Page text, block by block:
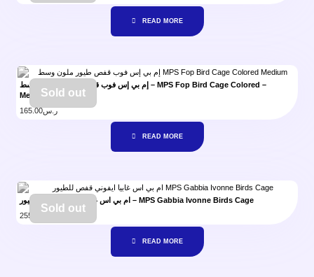
READ MORE
إم بي إس فوب قفص طيور ملون – وسط – MPS Fop Bird Cage Colored –
Medium
ر.س165.00
Sold out
READ MORE
ام بي اس غابيا ايفوني قفص للطيور – MPS Gabbia Ivonne Birds Cage
255.00
Sold out
READ MORE